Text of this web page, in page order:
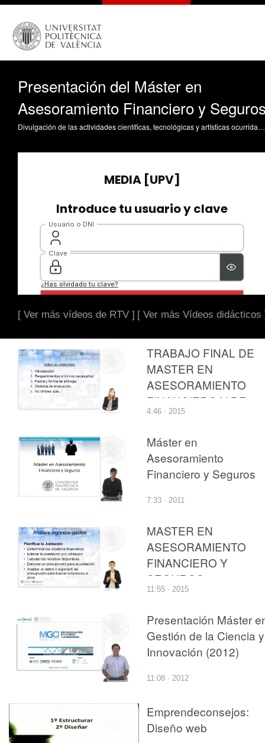
Presentación del Máster en
Asesoramiento Financiero y
Divulgación de las actividades científicas, tecnológicas y artísticas ocurridas en los tres campus de la UPV
[ Ver más vídeos de RTV ] [ Ver más Vídeos didácticos
TRABAJO FINAL DE
MASTER EN
ASESORAMIENTO
FINANCIERO Y DE
SEGUROS
4:46 · 2015
Máster en
Asesoramiento
Financiero y Seguros
7:33 · 2011
MASTER EN
ASESORAMIENTO
FINANCIERO Y
SEGUROS:
PLANIFICACION DE
PRACTICO
11:55 · 2015
Presentación Máster
Gestión de la Ciencia
Innovación (2012)
11:08 · 2012
Emprendeconsejos:
Diseño web